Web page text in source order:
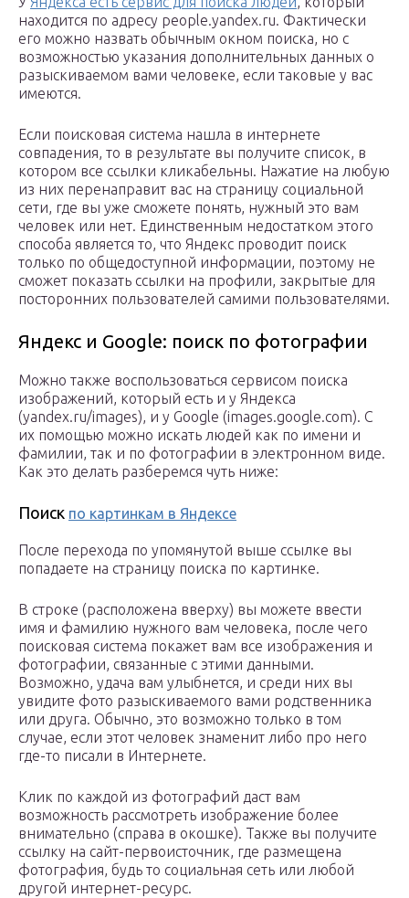
находится по адресу people.yandex.ru. Фактически
его можно назвать обычным окном поиска, но с
возможностью указания дополнительных данных о
разыскиваемом вами человеке, если таковые у вас
имеются.
Если поисковая система нашла в интернете
совпадения, то в результате вы получите список, в
котором все ссылки кликабельны. Нажатие на любую
из них перенаправит вас на страницу социальной
сети, где вы уже сможете понять, нужный это вам
человек или нет. Единственным недостатком этого
способа является то, что Яндекс проводит поиск
только по общедоступной информации, поэтому не
сможет показать ссылки на профили, закрытые для
посторонних пользователей самими пользователями.
Яндекс и Google: поиск по фотографии
Можно также воспользоваться сервисом поиска
изображений, который есть и у Яндекса
(yandex.ru/images), и у Google (images.google.com). С
их помощью можно искать людей как по имени и
фамилии, так и по фотографии в электронном виде.
Как это делать разберемся чуть ниже:
Поиск по картинкам в Яндексе
После перехода по упомянутой выше ссылке вы
попадаете на страницу поиска по картинке.
В строке (расположена вверху) вы можете ввести
имя и фамилию нужного вам человека, после чего
поисковая система покажет вам все изображения и
фотографии, связанные с этими данными.
Возможно, удача вам улыбнется, и среди них вы
увидите фото разыскиваемого вами родственника
или друга. Обычно, это возможно только в том
случае, если этот человек знаменит либо про него
где-то писали в Интернете.
Клик по каждой из фотографий даст вам
возможность рассмотреть изображение более
внимательно (справа в окошке). Также вы получите
ссылку на сайт-первоисточник, где размещена
фотография, будь то социальная сеть или любой
другой интернет-ресурс.